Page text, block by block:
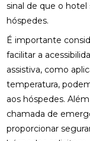
sinal de que o
hóspedes.
É importante
facilitar a
assistiva, como
temperatura,
aos hóspedes.
chamada de
proporcionar